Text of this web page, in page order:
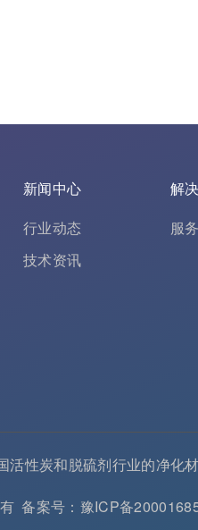
新闻中心
行业动态
技术资讯
解
服
活性炭和脱硫剂行业的净化
有备案号：豫ICP备